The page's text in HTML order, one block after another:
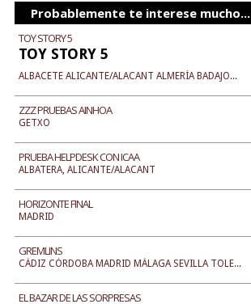
Probablemente te interese mucho...
TOY STORY 5
TOY STORY 5
ALBACETE ALICANTE/ALACANT ALMERÍA BADAJO...
ZZZ PRUEBAS AINHOA
GETXO
PRUEBA HELPDESK CON ICAA
ALBATERA, ALICANTE/ALACANT
HORIZONTE FINAL
MADRID
GREMLINS
CÁDIZ CÓRDOBA MADRID MÁLAGA SEVILLA TOLE...
EL BAZAR DE LAS SORPRESAS